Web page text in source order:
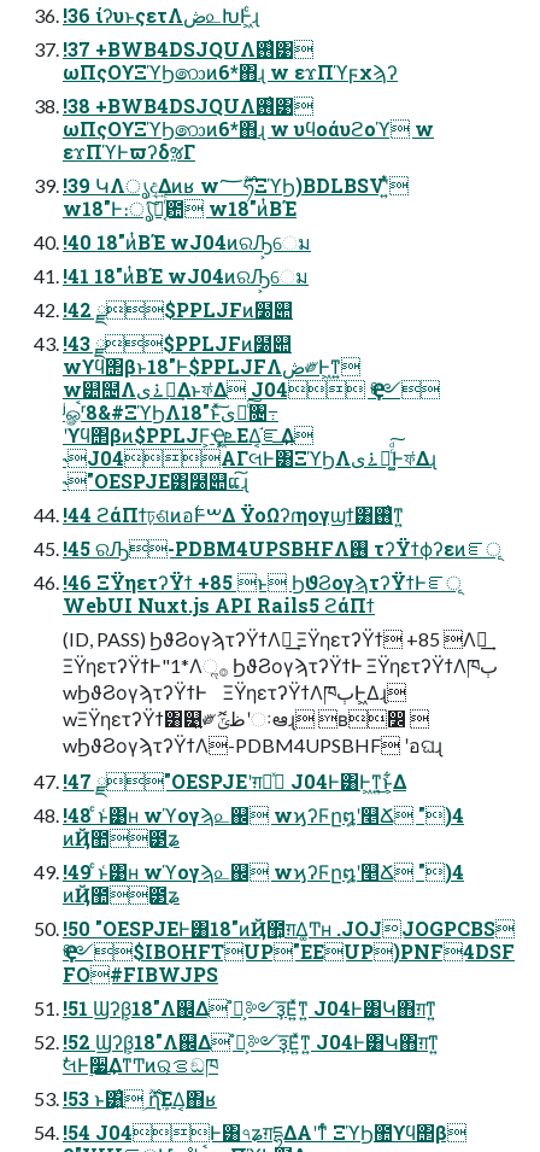
!36 ίʔυͱςετΛڞ௨ԽͰ͖ͨɻ
!37 +BWB4DSJQUΛ࢖͑͹
ωΠςΟϒΞϓϦ෩ͷ6*΋ɻ w εϫΠϓϝχϡʔ
!38 +BWB4DSJQUΛ࢖͑͹
ωΠςΟϒΞϓϦ෩ͷ6*΋ɻ w υϥοάυϩοϓ w
εϫΠϓͰϖʔδૹΓ
!39 ԿΛൃද͢Δͷʁ w࣌ؒ؅ཧΞϓϦ)BDLBSVʹ͍ͭͯ
w18"Ͱ։ൃͯ͠ྑ͔ͬͨ఺ w18"ͷͭΒΈ
!40 18"ͷͭΒΈ wJ04ͷରԠ͕େม
!41 18"ͷͭΒΈ wJ04ͷରԠ͕େม
!42 ྫ$PPLJFͷ໰୊
!43 ྫ$PPLJFͷ໰୊
wϒϥ΢βͱ18"Ͱ$PPLJFΛڞ༗Ͱ͖ͳ͍
w୺຤Λ࠶ىಈ͢Δͱফ͑Δ J04 Ҿ༻
ʲௐࠪʳ8&#ΞϓϦΛ18"ͱͯ͠ىಈͨ͠৔߹
ʹϒϥ΢βͷ$PPLJF͕Ҿ͖ܧ͕ΕΔ͔֬ೝ͢Δ
˞J04ΑΓલͰ͸ΞϓϦΛ࠶ىಈ͚ͨͩ͠Ͱফ͑Δɻ
˞"OESPJE͸໰୊ແ͠ɻ
!44 ϩάΠϯঢ়ଶͷอ࣋ͰࠔΔ ΫοΩʔɾηογϣϯ͸࢖͑ͳ͍
!45 ରԠ-PDBM4UPSBHFΛ࢖͏ τʔΫϯϕʔεͷೝূ
!46 ΞΫηετʔΫϯ +85 ͱ ϦϑϨογϡτʔΫϯͰೝূ
WebUI Nuxt.js API Rails5 ϩάΠϯ
(ID, PASS) ϦϑϨογϡτʔΫϯΛฦ͢ ΞΫηετʔΫϯ +85 Λฦ͢
ΞΫηετʔΫϯͰ"1*Λૢ࡞ ϦϑϨογϡτʔΫϯͰ ΞΫηετʔΫϯΛཁٻ
wϦϑϨογϡτʔΫϯͰ ΞΫηετʔΫϯΛཁٻͰ͖Δɻ
wΞΫηετʔΫϯ͸୹͍༗ޮظݶʹઃఆɻ ʙ෼ 
wϦϑϨογϡτʔΫϯΛ-PDBM4UPSBHF ʹอଘɻ
!47 ྫ"OESPJEʹग़དྷͯ J04Ͱ͸Ͱ͖ͳ͍͜ͱ͕͋Δ
!48 ͨͱ͑͹ʜ wϓογϡ௨஌ wϗʔϜը໘ʹ௥Ճ ")4
ͷҊ಺౳ʑ
!49 ͨͱ͑͹ʜ wϓογϡ௨஌ wϗʔϜը໘ʹ௥Ճ ")4
ͷҊ಺౳ʑ
!50 "OESPJEͰ͸18"ͷҊ಺͕ग़Δ͚Ͳʜ .JOJJOGPCBS
Ҿ༻$IBOHFTUP"EEUP)PNF4DSF
FO#FIBWJPS
!51 Ϣʔβ͕18"Λ஌Δ ํ๏͕༻ҙ͞Ε͍ͯͳ͍ J04Ͱ͸Կ΋ग़ͳ͍
!52 Ϣʔβ͕18"Λ஌Δ ํ๏͕༻ҙ͞Ε͍ͯͳ͍ J04Ͱ͸Կ΋ग़ͳ͍
ࣗલͰ࣮૷͢ΔͳͲͷରࡦ͕ඞཁ
!53 ͱ͸͍͑ ͕࣌ؒղܾͯ͘͠ΕΔ͔΋ʁ
!54 J04Ͱ͸৭ʑग़དྷΔΑ͏ʹͳͬͨ ΞϓϦ಺ϒϥ΢β